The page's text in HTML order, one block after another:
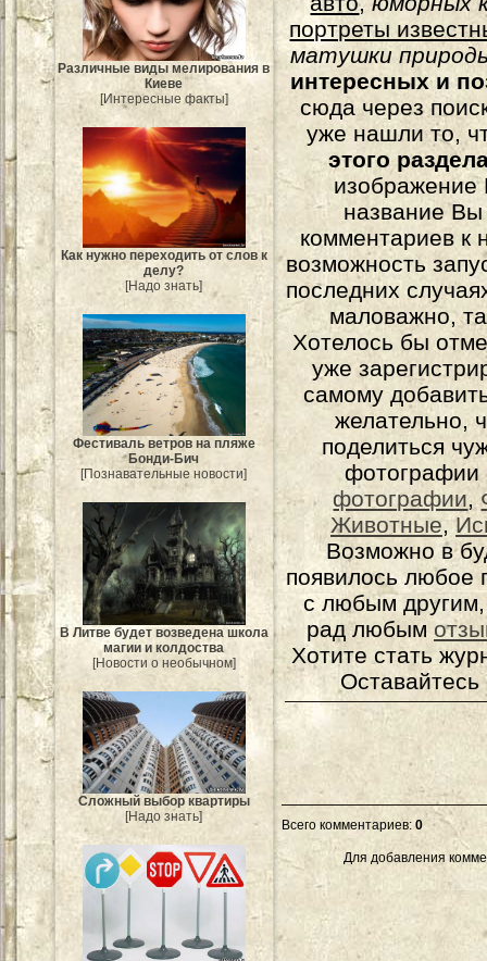
Различные виды мелирования в
Киеве
[Интересные факты]
Как нужно переходить от слов к
делу?
[Надо знать]
Фестиваль ветров на пляже
Бонди-Бич
[Познавательные новости]
В Литве будет возведена школа
магии и колдоства
[Новости о необычном]
Сложный выбор квартиры
[Надо знать]
портреты
матушки
интересных и
сюда через
уже нашли то,
этого
изображение
название
комментариев к
возможность
последних
маловажно,
Хотелось бы
уже
самому
желательно,
поделиться
фотографии
фотографии,
Животные,
Возможно в
появилось любое
с любым
рад любым
Хотите стать
Всего комментариев: 0
Для добавления